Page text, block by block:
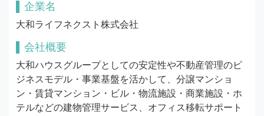
企業名
大和ライフネクスト株式会社
会社概要
大和ハウスグループとしての安定性や不動産管理のビ
ジネスモデル・事業基盤を活かして、分譲マンショ
ン・賃貸マンション・ビル・物流施設・商業施設・ホ
テルなどの建物管理サービス、オフィス移転サポート